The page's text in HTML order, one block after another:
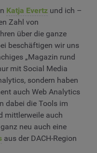
Katja Evertz und ich –
Zahl von
über die ganze
beschäftigen wir uns
„Magazin rund
mit Social Media
sondern haben
auch Web Analytics
dabei die Tools im
mittlerweile auch
neu auch eine
aus der DACH-Region